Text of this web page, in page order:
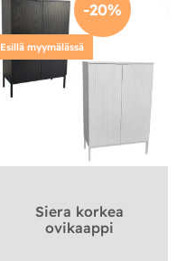
-20%
Esillä myymälässä
Siera korkea
ovikaappi